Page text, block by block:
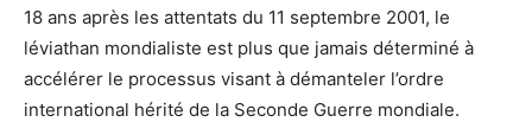
18 ans après les attentats du 11 septembre 2001, le
léviathan mondialiste est plus que jamais déterminé à
accélérer le processus visant à démanteler l’ordre
international hérité de la Seconde Guerre mondiale.